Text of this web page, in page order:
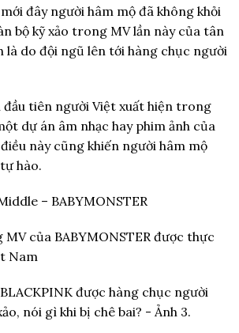
đây người hâm mộ đã không khỏi
bộ kỹ xảo trong MV lần này của tân
là do đội ngũ lên tới hàng chục người
đầu tiên người Việt xuất hiện trong
dự án âm nhạc hay phim ảnh của
này cũng khiến người hâm mộ
hào.
– BABYMONSTER
MV của BABYMONSTER được thực
Nam